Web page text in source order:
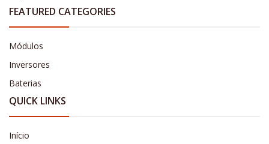
FEATURED CATEGORIES
Módulos
Inversores
Baterias
QUICK LINKS
Início